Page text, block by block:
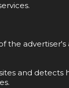
the
and detects